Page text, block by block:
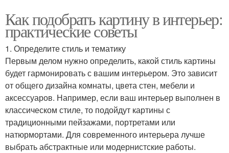
Как подобрать картину в интерьер:
практические советы
1. Определите стиль и тематику
Первым делом нужно определить, какой стиль картины
будет гармонировать с вашим интерьером. Это зависит
от общего дизайна комнаты, цвета стен, мебели и
аксессуаров. Например, если ваш интерьер выполнен в
классическом стиле, то подойдут картины с
традиционными пейзажами, портретами или
натюрмортами. Для современного интерьера лучше
выбрать абстрактные или модернистские работы.